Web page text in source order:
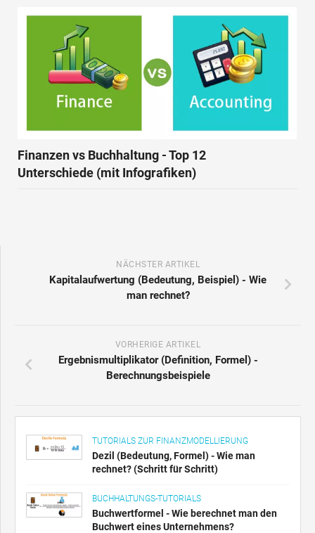
Finanzen vs Buchhaltung - Top 12
Unterschiede (mit Infografiken)
NÄCHSTER ARTIKEL
Kapitalaufwertung (Bedeutung, Beispiel) - Wie
man rechnet?
VORHERIGE ARTIKEL
Ergebnismultiplikator (Definition, Formel) -
Berechnungsbeispiele
TUTORIALS ZUR FINANZMODELLIERUNG
Dezil (Bedeutung, Formel) - Wie man
rechnet? (Schritt für Schritt)
BUCHHALTUNGS-TUTORIALS
Buchwertformel - Wie berechnet man den
Buchwert eines Unternehmens?